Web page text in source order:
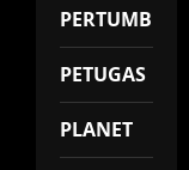
PETUGAS
PLANET